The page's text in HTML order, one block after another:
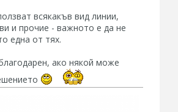
всякакъв вид линии,
и прочие - важното е да не
една от тях.
ако някой може